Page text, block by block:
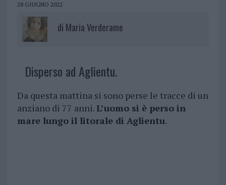
28 GIUGNO 2022
di Maria Verderame
Disperso ad Aglientu.
Da questa mattina si sono perse le tracce di un
anziano di 77 anni.L’uomo si è perso in
mare lungo il litorale di Aglientu.